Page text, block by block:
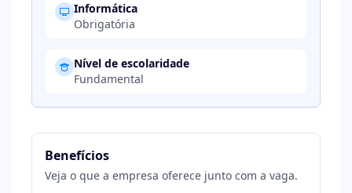
Informática
Obrigatória
Nível de escolaridade
Fundamental
Benefícios
Veja o que a empresa oferece junto com a vaga.